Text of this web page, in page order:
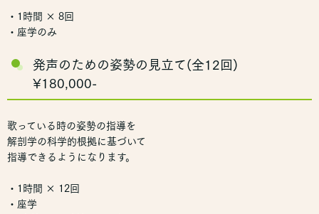
・1時間 × 8回
・座学のみ
発声のための姿勢の見立て(全12回)
¥180,000-
歌っている時の姿勢の指導を
解剖学の科学的根拠に基づいて
指導できるようになります。
・1時間 × 12回
・座学